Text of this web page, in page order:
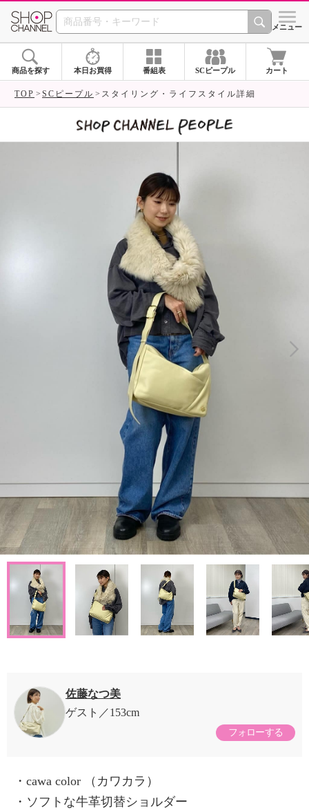
SHOP CHANNEL シメニュー
商品を探す 本日お買得 番組表 SCピープル カート
TOP SCピープル スタイリング・ライフスタイル詳細
佐藤なつ美
ゲスト
153cm
フォローする
・cawa color （カワカラ）
・ソフトな牛革切替ショルダー